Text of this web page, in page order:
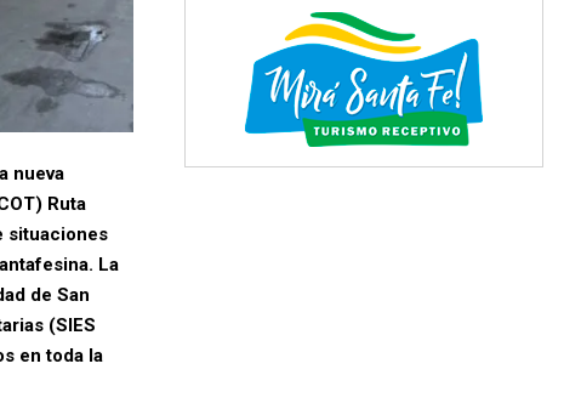
nueva
Ruta
situaciones
La
de San
(SIES
en toda la